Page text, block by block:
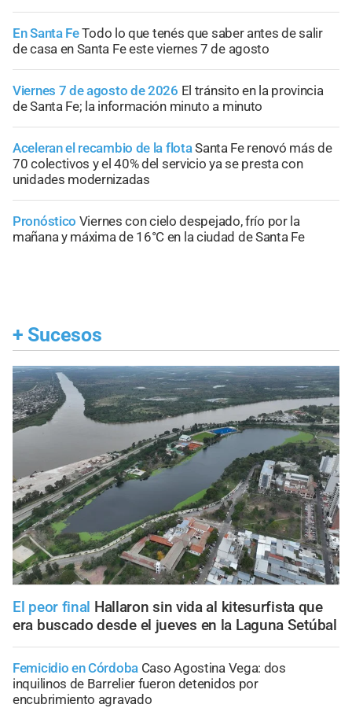
En Santa FeTodo lo que tenés que saber antes de salir
de casa en Santa Fe este viernes 7 de agosto
Viernes 7 de agosto de 2026 El tránsito en la provincia
de Santa Fe; la información minuto a minuto
Aceleran el recambio de la flotaSanta Fe renovó más de
70 colectivos y el 40% del servicio ya se presta con
unidades modernizadas
Pronóstico Viernes con cielo despejado, frío por la
mañana y máxima de 16°C en la ciudad de Santa Fe
+ Sucesos
El peor final Hallaron sin vida al kitesurfista que
era buscado desde el jueves en la Laguna Setúbal
Femicidio en Córdoba Caso Agostina Vega: dos
inquilinos de Barrelier fueron detenidos por
encubrimiento agravado